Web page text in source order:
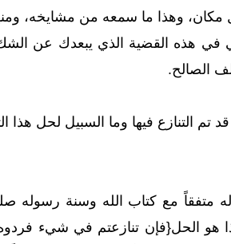
مكان، وهذا ما سمعه من مشايخه،
في هذه القضية الذي يبعدك عن
الصالح.
تم التنازع فيها وما السبيل لحل هذا
متفقاً مع كتاب الله وسنة رسوله
هو الحل{فإن تنازعتم في شيء فردوه